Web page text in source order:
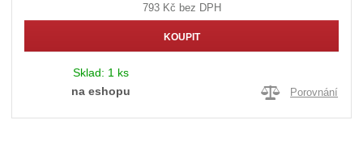
793 Kč bez DPH
KOUPIT
Sklad: 1 ks
na eshopu
Porovnání